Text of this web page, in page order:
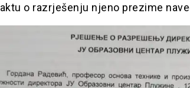
o razrješenju njeno prezime